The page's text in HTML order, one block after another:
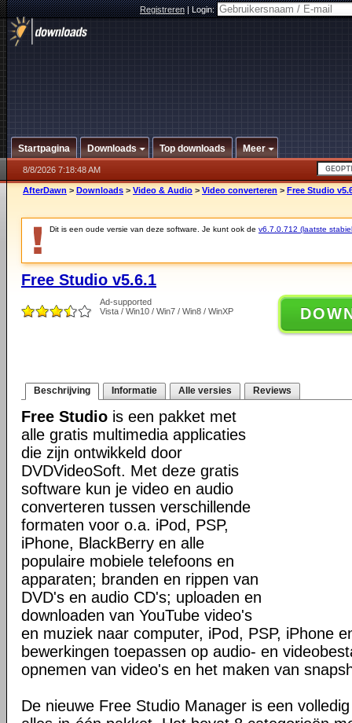
Registreren|Login:
Startpagina Downloads Top downloads Meer
8/8/2026 7:18:48 AM
AfterDawn > Downloads > Video & Audio > Video converteren > Free Studio
Dit is een oude versie van deze software. Je kunt ook de v6.7.0.712 (laatste
Free Studio v5.6.1
Ad-supported
Vista / Win10 / Win7 / Win8 / WinXP
Beschrijving Informatie Alle versies Reviews
Free Studio is een pakket met
alle gratis multimedia applicaties
die zijn ontwikkeld door
DVDVideoSoft. Met deze gratis
software kun je video en audio
converteren tussen verschillende
formaten voor o.a. iPod, PSP,
iPhone, BlackBerry en alle
populaire mobiele telefoons en
apparaten; branden en rippen van
DVD's en audio CD's; uploaden en
downloaden van YouTube video's
en muziek naar computer, iPod, PSP, iPhone
bewerkingen toepassen op audio- en
opnemen van video's en het maken van
De nieuwe Free Studio Manager is een